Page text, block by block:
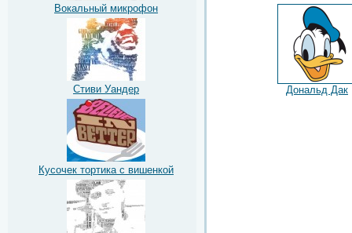
Вокальный микрофон
Стиви Уандер
Кусочек тортика с вишенкой
Дональд Дак